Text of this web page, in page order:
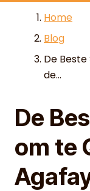
Skip to content
Home
Blog
De
de...
De
om te